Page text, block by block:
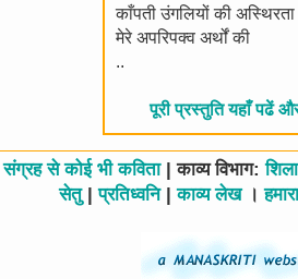
काँपती उंगलियों की अस्थिरता
मेरे अपरिपक्व अर्थों की
..
पूरी प्रस्तुति यहाँ पढें
संग्रह से कोई भी कविता| काव्य विभाग:
सेतु|प्रतिध्वनि|काव्य लेख।